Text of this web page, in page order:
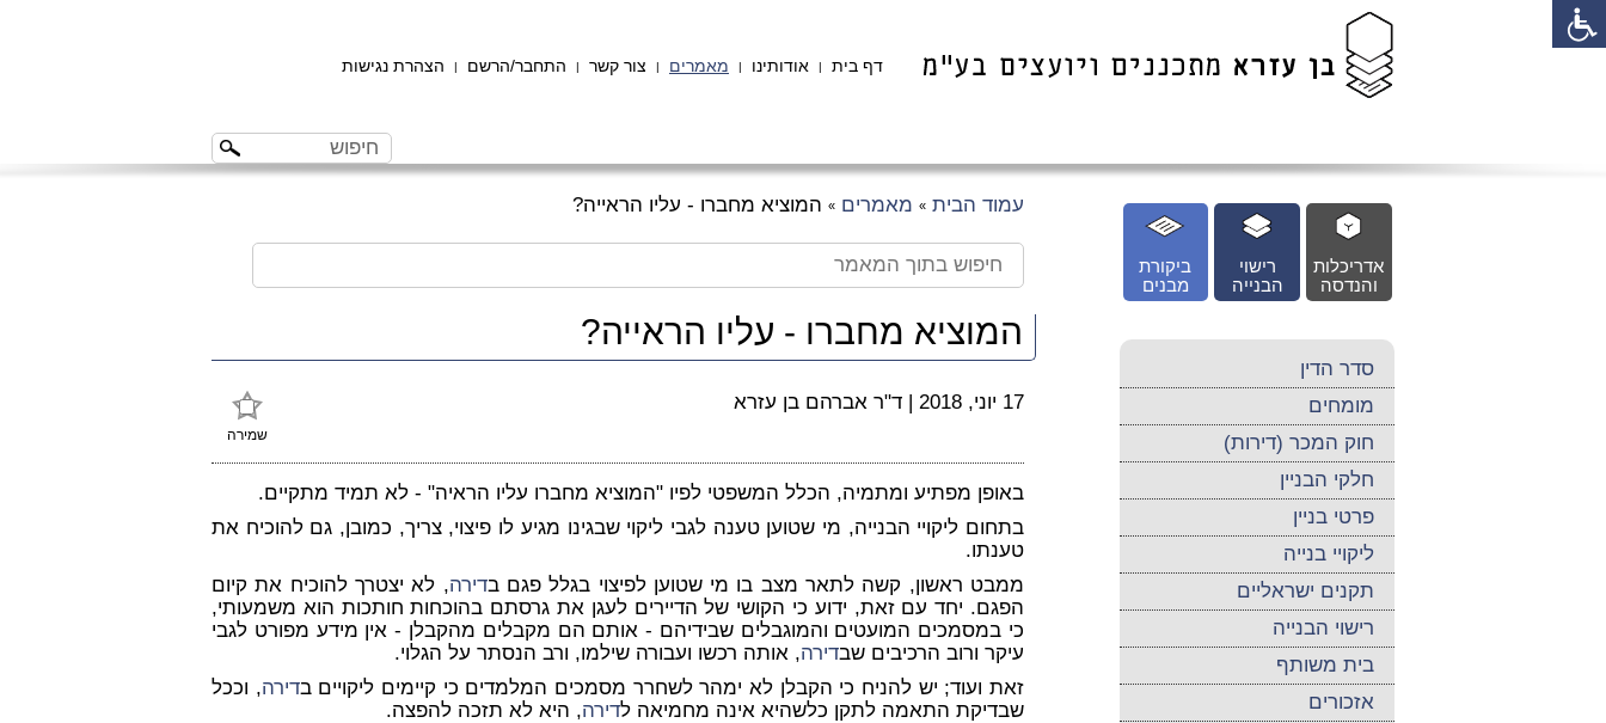
דף בית | אודותינו | מאמרים | צור קשר | התחבר/הרשם | הצהרת נגישות
עמוד הבית » מאמרים » המוציא מחברו - עליו הראייה?
המוציא מחברו - עליו הראייה?
שמירה
17 יוני, 2018 | ד"ר אברהם בן עזרא
באופן מפתיע ומתמיה, הכלל המשפטי לפיו "המוציא מחברו עליו הראיה" - לא תמיד מתקיים.
בתחום ליקויי הבנייה, מי שטוען טענה לגבי ליקוי שבגינו מגיע לו פיצוי, צריך, כמובן, גם להוכיח את
טענתו.
ממבט ראשון, קשה לתאר מצב בו מי שטוען לפיצוי בגלל פגם בדירה, לא יצטרך להוכיח את קיום
הפגם. יחד עם זאת, ידוע כי הקושי של הדיירים לעגן את גרסתם בהוכחות חותכות הוא משמעותי,
כי במסמכים המועטים והמוגבלים שבידיהם - אותם הם מקבלים מהקבלן - אין מידע מפורט לגבי
עיקר ורוב הרכיבים שבדירה, אותה רכשו ועבורה שילמו, ורב הנסתר על הגלוי.
זאת ועוד; יש להניח כי הקבלן לא ימהר לשחרר מסמכים המלמדים כי קיימים ליקויים בדירה, וככל
שבדיקת התאמה לתקן כלשהיא אינה מחמיאה לדירה, היא לא תזכה להפצה.
ביקורת
מבנים
רישוי
הבנייה
אדריכלות
והנדסה
סדר הדין
מומחים
חוק המכר (דירות)
חלקי הבניין
פרטי בניין
ליקויי בנייה
תקנים ישראליים
רישוי הבנייה
בית משותף
אזכורים